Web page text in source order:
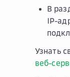
В
IP-
Узнать
веб-